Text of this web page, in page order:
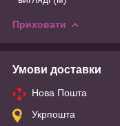
Приховати
Умови доставки
Нова Пошта
Укрпошта